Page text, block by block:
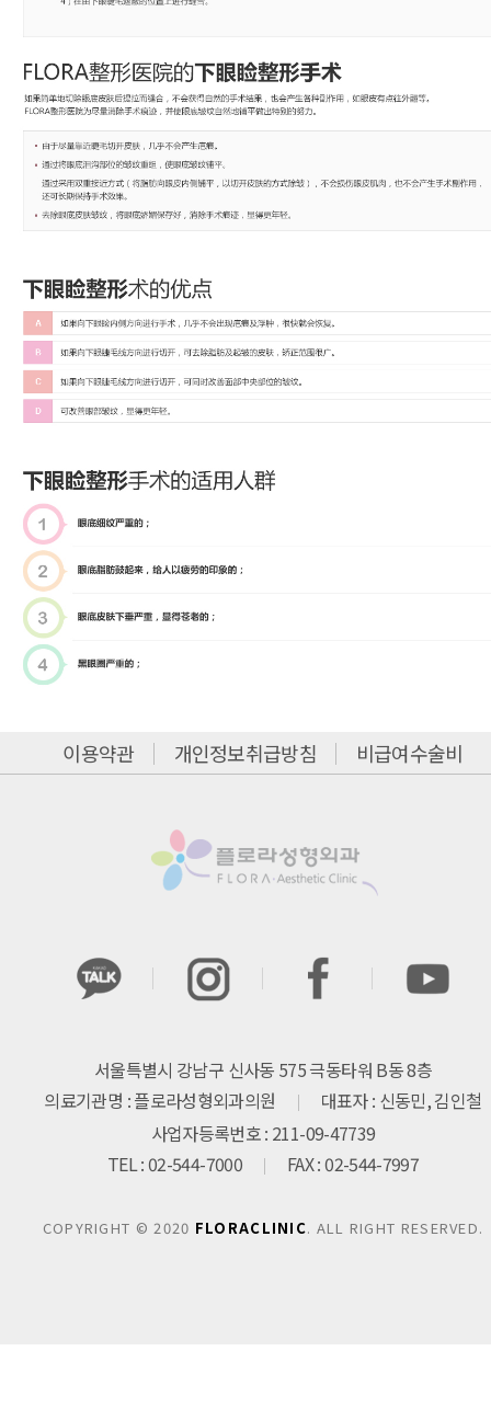
이용약관 개인정보취급방침 비급여수술비
서울특별시 강남구 신사동 575 극동타워 B동 8층
의료기관명 : 플로라성형외과의원
대표자 : 신동민, 김인철
사업자등록번호 : 211-09-47739
TEL : 02-544-7000
FAX : 02-544-7997
COPYRIGHT © 2020 FLORACLINIC. ALL RIGHT RESERVED.